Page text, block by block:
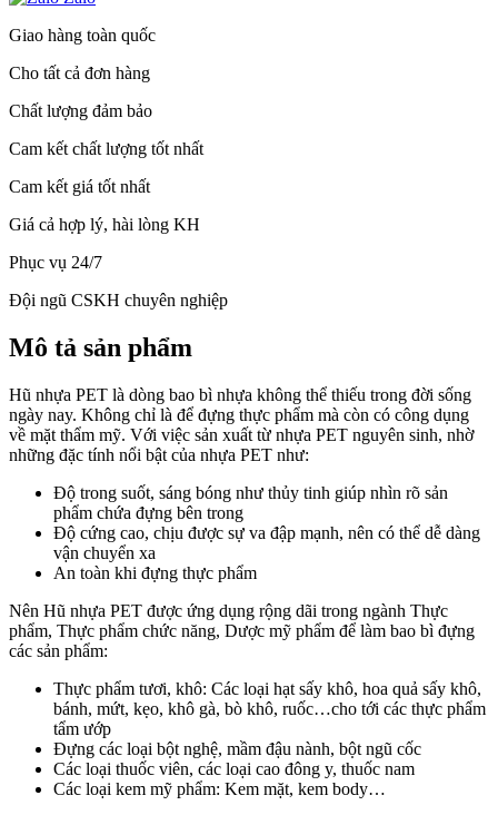
Giao hàng toàn quốc
Cho tất cả đơn hàng
Chất lượng đảm bảo
Cam kết chất lượng tốt nhất
Cam kết giá tốt nhất
Giá cả hợp lý, hài lòng KH
Phục vụ 24/7
Đội ngũ CSKH chuyên nghiệp
Mô tả sản phẩm
Hũ nhựa PET là dòng bao bì nhựa không thể thiếu trong đời sống
ngày nay. Không chỉ là để đựng thực phẩm mà còn có công dụng
về mặt thẩm mỹ. Với việc sản xuất từ nhựa PET nguyên sinh, nhờ
những đặc tính nổi bật của nhựa PET như:
Độ trong suốt, sáng bóng như thủy tinh giúp nhìn rõ sản
phẩm chứa đựng bên trong
Độ cứng cao, chịu được sự va đập mạnh, nên có thể dễ dàng
vận chuyển xa
An toàn khi đựng thực phẩm
Nên Hũ nhựa PET được ứng dụng rộng dãi trong ngành Thực
phẩm, Thực phẩm chức năng, Dược mỹ phẩm để làm bao bì đựng
các sản phẩm:
Thực phẩm tươi, khô: Các loại hạt sấy khô, hoa quả sấy khô,
bánh, mứt, kẹo, khô gà, bò khô, ruốc…cho tới các thực phẩm
tẩm ướp
Đựng các loại bột nghệ, mầm đậu nành, bột ngũ cốc
Các loại thuốc viên, các loại cao đông y, thuốc nam
Các loại kem mỹ phẩm: Kem mặt, kem body…